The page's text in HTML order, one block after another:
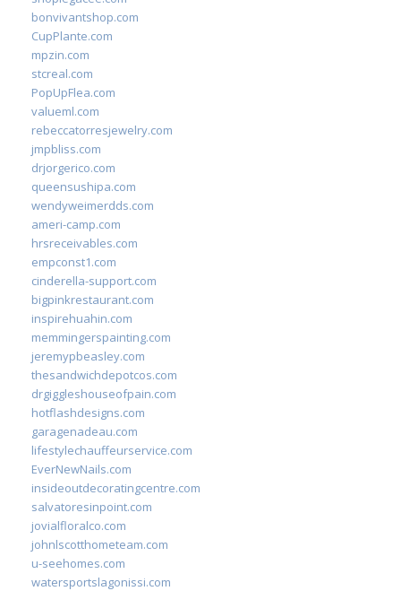
bonvivantshop.com
CupPlante.com
mpzin.com
stcreal.com
PopUpFlea.com
valueml.com
rebeccatorresjewelry.com
jmpbliss.com
drjorgerico.com
queensushipa.com
wendyweimerdds.com
ameri-camp.com
hrsreceivables.com
empconst1.com
cinderella-support.com
bigpinkrestaurant.com
inspirehuahin.com
memmingerspainting.com
jeremypbeasley.com
thesandwichdepotcos.com
drgiggleshouseofpain.com
hotflashdesigns.com
garagenadeau.com
lifestylechauffeurservice.com
EverNewNails.com
insideoutdecoratingcentre.com
salvatoresinpoint.com
jovialfloralco.com
johnlscotthometeam.com
u-seehomes.com
watersportslagonissi.com